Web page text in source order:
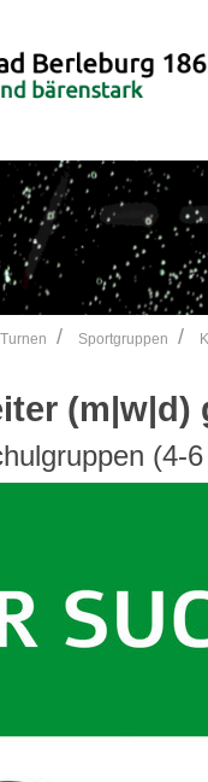
Turnen Sportgruppen
(m|w|d)
(4-